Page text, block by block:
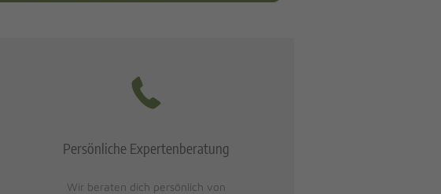
Persönliche Expertenberatung
Wir beraten dich persönlich von